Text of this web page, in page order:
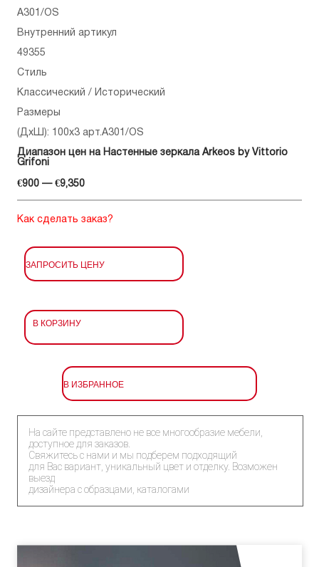
A301/OS
Внутренний артикул
49355
Стиль
Классический / Исторический
Размеры
(ДхШ): 100x3 арт.A301/OS
Диапазон цен на Настенные зеркала Arkeos by Vittorio
Grifoni
€900 — €9,350
Как сделать заказ?
ЗАПРОСИТЬ ЦЕНУ
В КОРЗИНУ
В ИЗБРАННОЕ
На сайте представлено не все многообразие мебели,
доступное для заказов.
Свяжитесь с нами и мы подберем подходящий
для Вас вариант, уникальный цвет и отделку. Возможен
выезд
дизайнера с образцами, каталогами